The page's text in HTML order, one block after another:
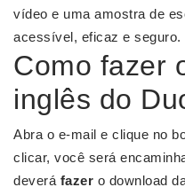
vídeo e uma amostra de
acessível, eficaz e seguro.
Como fazer
inglês do
Abra o e-mail e clique no
clicar, você será
deverá fazer o download